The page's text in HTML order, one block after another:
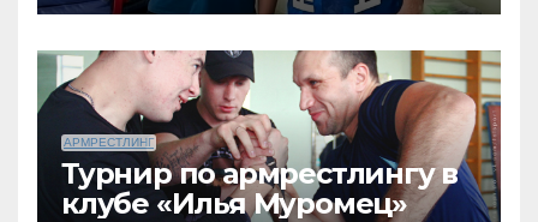
АРМРЕСТЛИНГ
Турнир по армрестлингу в
клубе «Илья Муромец»